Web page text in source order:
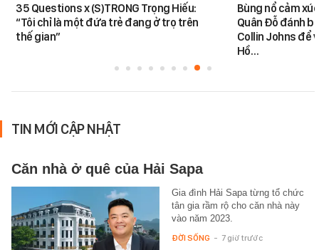
35 Questions x (S)TRONG Trọng Hiếu:
“Tôi chỉ là một đứa trẻ đang ở trọ trên
thế gian”
Bùng nổ cảm
Quân Đỗ đánh
Collin Johns để
Hồ…
TIN MỚI CẬP NHẬT
Căn nhà ở quê của Hải Sapa
Gia đình Hải Sapa từng tổ chức
tân gia rầm rộ cho căn nhà này
vào năm 2023.
ĐỜI SỐNG - 7 giờ trước